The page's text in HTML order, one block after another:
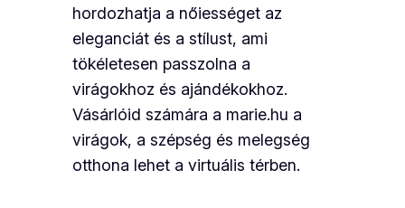
hordozhatja a nőiességet az
eleganciát és a stílust, ami
tökéletesen passzolna a
virágokhoz és ajándékokhoz.
Vásárlóid számára a marie.hu a
virágok, a szépség és melegség
otthona lehet a virtuális térben.